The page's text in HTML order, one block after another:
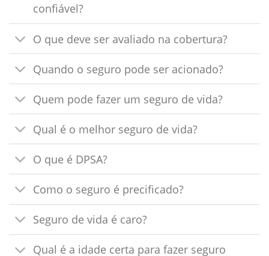
confiável?
O que deve ser avaliado na cobertura?
Quando o seguro pode ser acionado?
Quem pode fazer um seguro de vida?
Qual é o melhor seguro de vida?
O que é DPSA?
Como o seguro é precificado?
Seguro de vida é caro?
Qual é a idade certa para fazer seguro